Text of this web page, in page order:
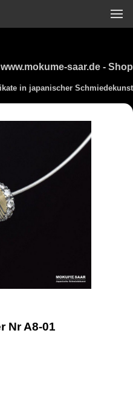
www.mokume-saar.de - Shop
in japanischer Schmiedekunst
Nr A8-01